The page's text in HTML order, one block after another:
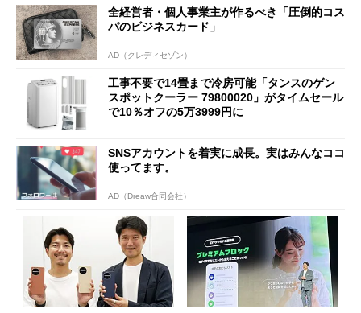
全経営者・個人事業主が作るべき「圧倒的コス
パのビジネスカード」
AD（クレディセゾン）
工事不要で14畳まで冷房可能「タンスのゲン
スポットクーラー 79800020」がタイムセール
で10％オフの5万3999円に
SNSアカウントを着実に成長。実はみんなココ
使ってます。
AD（Dreaw合同会社）